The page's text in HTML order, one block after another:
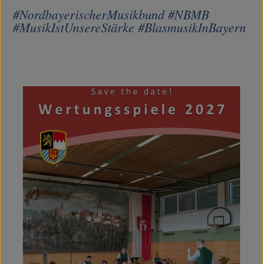
#NordbayerischerMusikbund #NBMB
#MusikIstUnsereStärke #BlasmusikInBayern